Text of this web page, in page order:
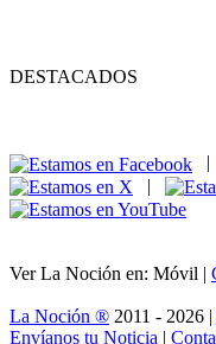
DESTACADOS
|
Ver La Noción en: Móvil |
La Noción ® 2011 - 2026 |
Envíanos tu Noticia |